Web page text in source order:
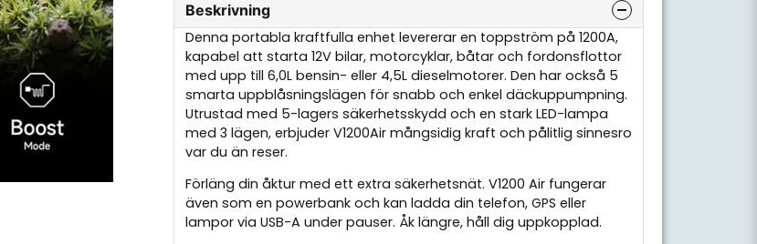
Beskrivning
Denna portabla kraftfulla enhet levererar en toppström på 1200A,
kapabel att starta 12V bilar, motorcyklar, båtar och fordonsflottor
med upp till 6,0L bensin- eller 4,5L dieselmotorer. Den har också 5
smarta uppblåsningslägen för snabb och enkel däckuppumpning.
Utrustad med 5-lagers säkerhetsskydd och en stark LED-lampa
med 3 lägen, erbjuder V1200Air mångsidig kraft och pålitlig sinnesro
var du än reser.
Förläng din åktur med ett extra säkerhetsnät. V1200 Air fungerar
även som en powerbank och kan ladda din telefon, GPS eller
lampor via USB-A under pauser. Åk längre, håll dig uppkopplad.